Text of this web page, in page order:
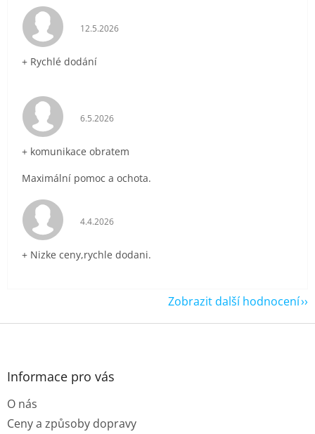
Hodnocení obchodu je 5 z 5 hvězdiček.
12.5.2026
+ Rychlé dodání
Hodnocení obchodu je 5 z 5 hvězdiček.
6.5.2026
+ komunikace obratem
Maximální pomoc a ochota.
Hodnocení obchodu je 5 z 5 hvězdiček.
4.4.2026
+ Nizke ceny,rychle dodani.
Zobrazit další hodnocení
Z
Informace pro vás
O nás
Ceny a způsoby dopravy